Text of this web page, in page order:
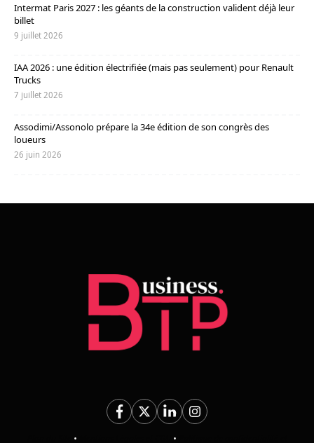
Intermat Paris 2027 : les géants de la construction valident déjà leur
billet
9 juillet 2026
IAA 2026 : une édition électrifiée (mais pas seulement) pour Renault
Trucks
7 juillet 2026
Assodimi/Assonolo prépare la 34e édition de son congrès des
loueurs
26 juin 2026
• •